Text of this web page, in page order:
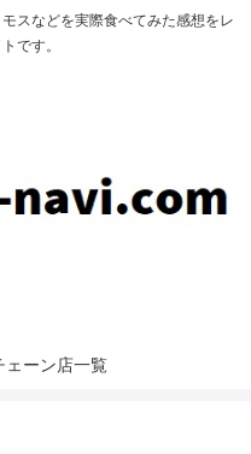
スなどを実際食べてみた感想をレ
です。
ェーン店一覧